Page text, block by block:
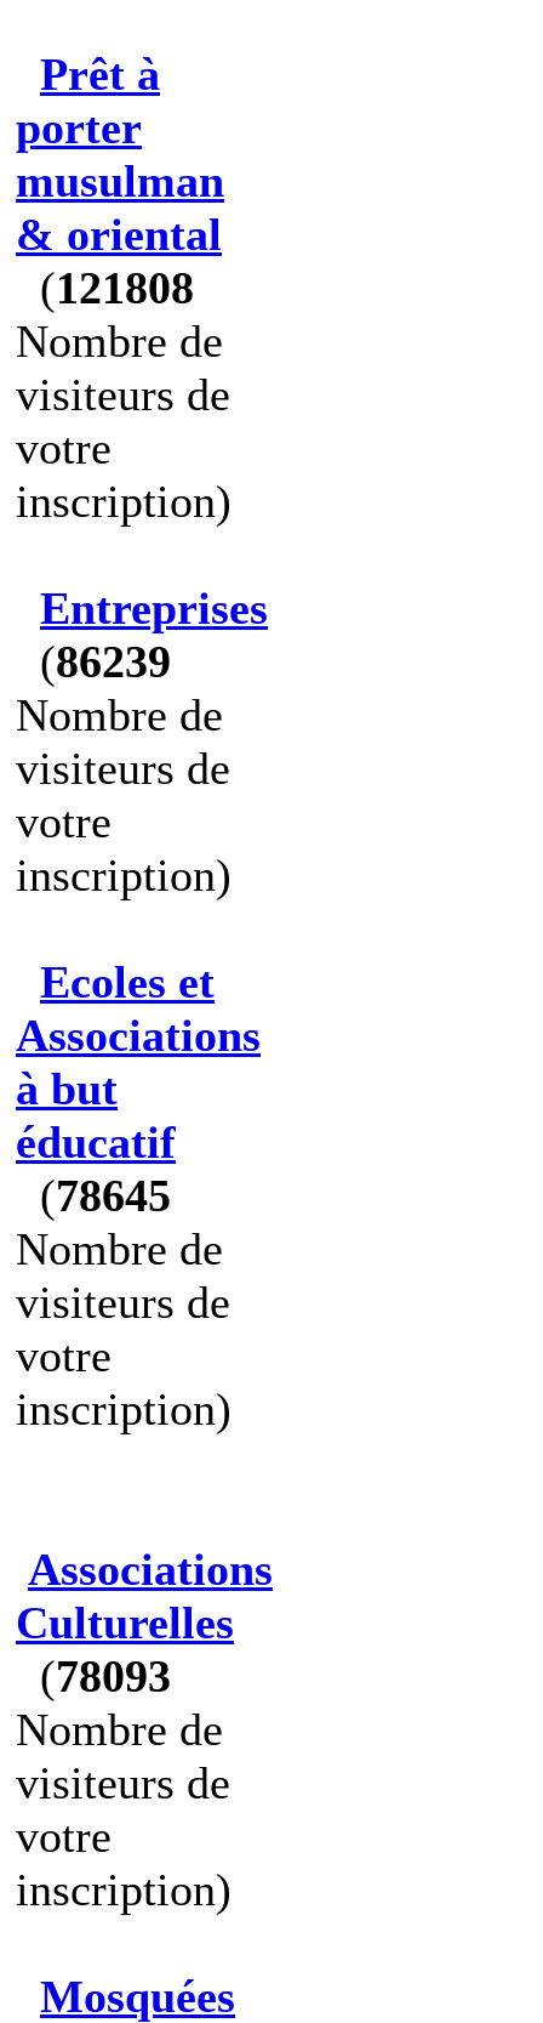
Prêt à
porter
musulman
& oriental
(121808
Nombre de
visiteurs de
votre
inscription)
Entreprises
(86239
Nombre de
visiteurs de
votre
inscription)
Ecoles et
Associations
à but
éducatif
(78645
Nombre de
visiteurs de
votre
inscription)
Associations
Culturelles
(78093
Nombre de
visiteurs de
votre
inscription)
Mosquées